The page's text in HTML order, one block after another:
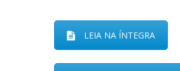
LEIA NA ÍNTEGRA